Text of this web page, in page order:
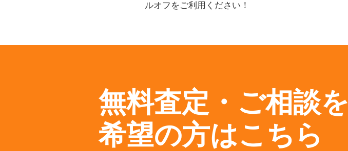
ルオフをご利用ください！
無料査定・ご相談を
希望の方はこちら